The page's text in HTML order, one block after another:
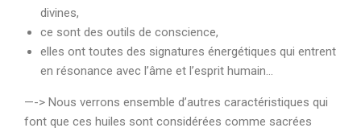
divines,
ce sont des outils de conscience,
elles ont toutes des signatures énergétiques qui entrent
en résonance avec l’âme et l’esprit humain…
—-> Nous verrons ensemble d’autres caractéristiques qui
font que ces huiles sont considérées comme sacrées